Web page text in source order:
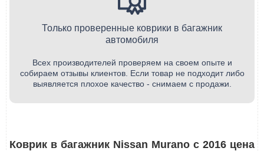
Только проверенные коврики в багажник
автомобиля
Всех производителей проверяем на своем опыте и
собираем отзывы клиентов. Если товар не подходит либо
выявляется плохое качество - снимаем с продажи.
Коврик в багажник Nissan Murano с 2016 цена